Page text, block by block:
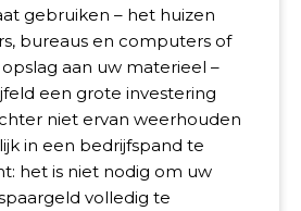
gebruiken – het huizen
bureaus en computers of
aan uw materieel –
een grote investering
niet ervan weerhouden
in een bedrijfspand te
het is niet nodig om uw
volledig te